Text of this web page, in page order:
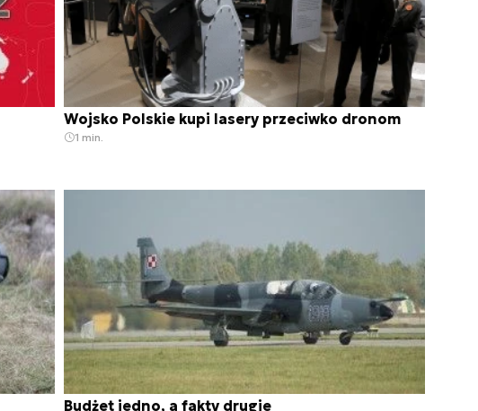
Wojsko Polskie kupi lasery przeciwko dronom
1 min.
Budżet jedno, a fakty drugie